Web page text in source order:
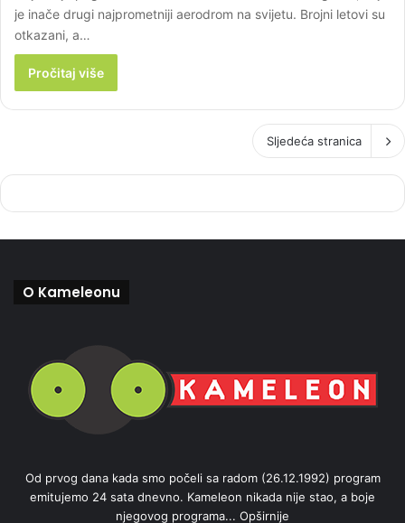
je inače drugi najprometniji aerodrom na svijetu. Brojni letovi su
otkazani, a…
Pročitaj više
Sljedeća stranica
O Kameleonu
Od prvog dana kada smo počeli sa radom (26.12.1992) program
emitujemo 24 sata dnevno. Kameleon nikada nije stao, a boje
njegovog programa... Opširnije